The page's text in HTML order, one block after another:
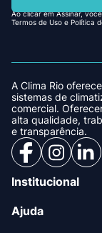
Ao clicar em Assinar,
Termos de Uso e Política
A Clima Rio
sistemas de
comercial.
alta qualidade,
e transparência.
Institucional
Ajuda